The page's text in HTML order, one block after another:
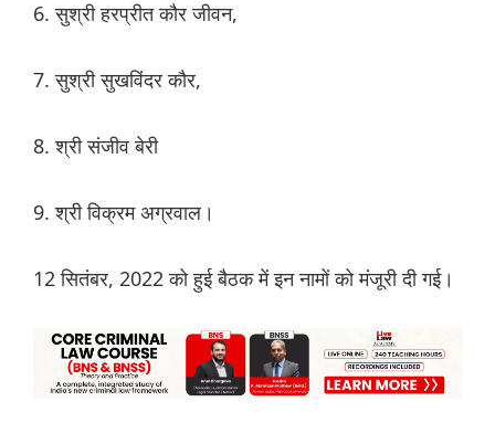
6. सुश्री हरप्रीत कौर जीवन,
7. सुश्री सुखविंदर कौर,
8. श्री संजीव बेरी
9. श्री विक्रम अग्रवाल।
12 सितंबर, 2022 को हुई बैठक में इन नामों को मंजूरी दी गई।